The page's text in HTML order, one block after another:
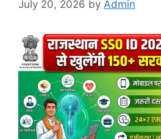
July 20, 2026 by Admin